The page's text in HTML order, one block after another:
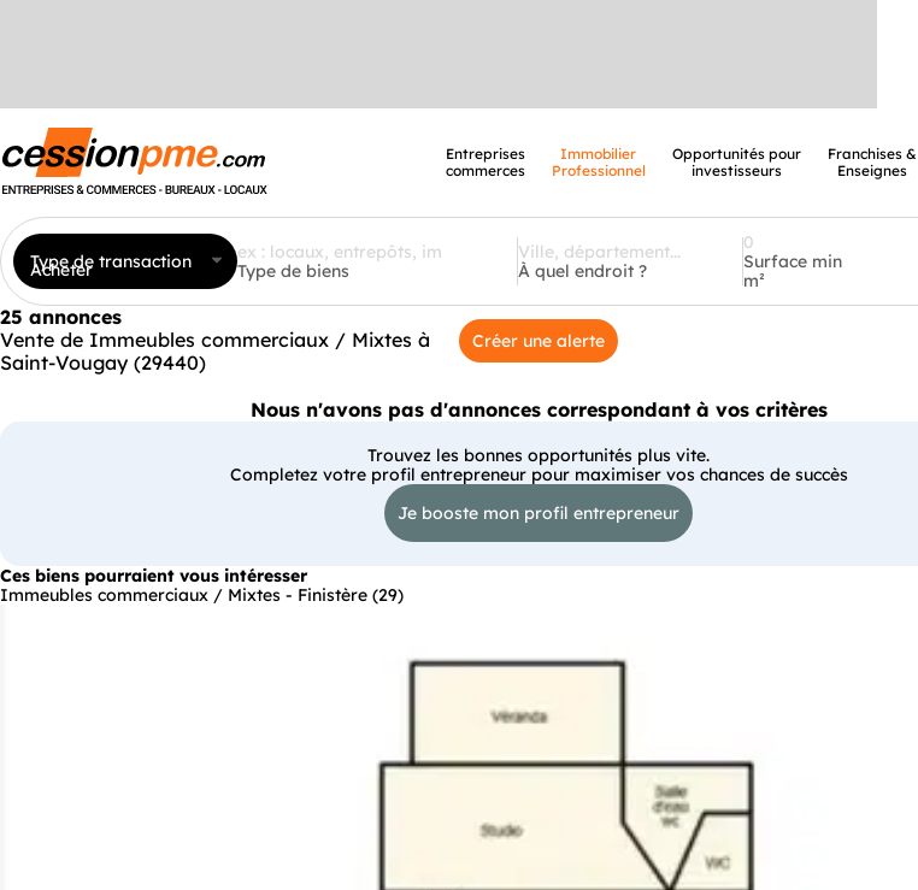
Entreprises
commerces
Immobilier
Professionnel
Opportunités pour
investisseurs
Franchises &
Enseignes
Type de transaction
Acheter Type de biens À quel endroit ?
Surface min
m²
25 annonces
Vente de Immeubles commerciaux / Mixtes à
Saint-Vougay (29440)
Créer une alerte
Nous n'avons pas d'annonces correspondant à vos critères
Trouvez les bonnes opportunités plus vite.
Completez votre profil entrepreneur pour maximiser vos chances de succès
Je booste mon profil entrepreneur
Ces biens pourraient vous intéresser
Immeubles commerciaux / Mixtes - Finistère (29)